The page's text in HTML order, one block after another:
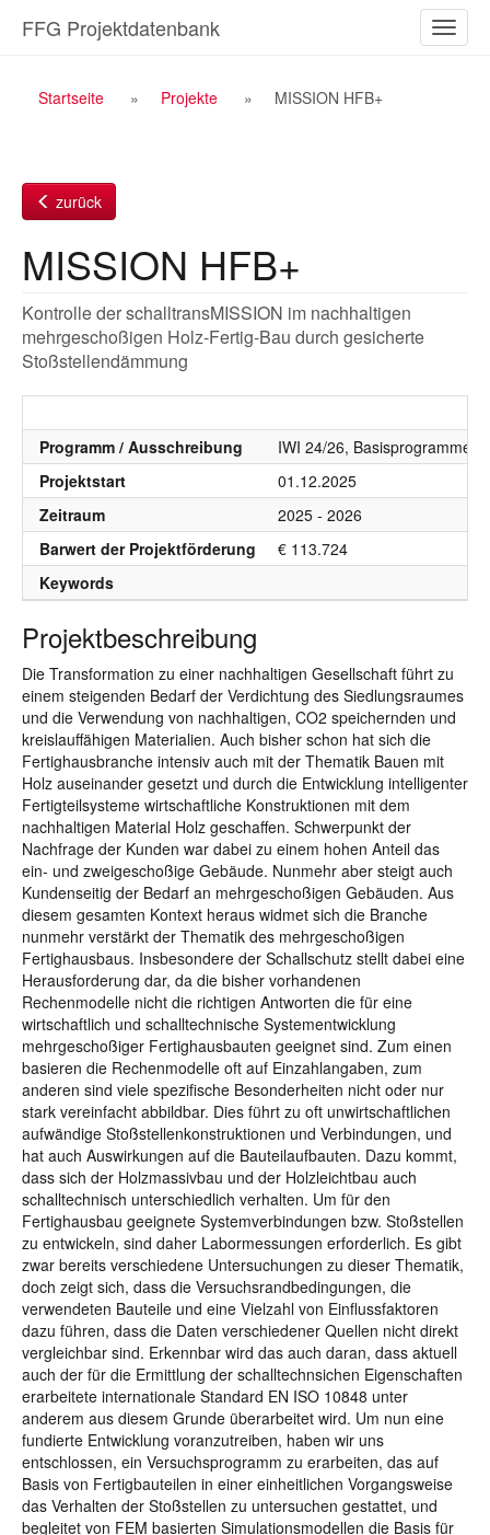
Inhalt
ein-/
FFG Projektdatenbank
Breadcrumb
Startseite Projekte MISSION HFB+
zurück
MISSION HFB+
Kontrolle der schalltransMISSION im nachhaltigen
mehrgeschoßigen Holz-Fertig-Bau durch gesicherte
Stoßstellendämmung
Programm / Ausschreibung
IWI 24/26, Basisprogramme
Projektstart
01.12.2025
Zeitraum
2025 - 2026
Barwert der Projektförderung
€ 113.724
Keywords
Projektbeschreibung
Die Transformation zu einer nachhaltigen Gesellschaft führt zu
einem steigenden Bedarf der Verdichtung des Siedlungsraumes
und die Verwendung von nachhaltigen, CO2 speichernden und
kreislauffähigen Materialien. Auch bisher schon hat sich die
Fertighausbranche intensiv auch mit der Thematik Bauen mit
Holz auseinander gesetzt und durch die Entwicklung intelligenter
Fertigteilsysteme wirtschaftliche Konstruktionen mit dem
nachhaltigen Material Holz geschaffen. Schwerpunkt der
Nachfrage der Kunden war dabei zu einem hohen Anteil das
ein- und zweigeschoßige Gebäude. Nunmehr aber steigt auch
Kundenseitig der Bedarf an mehrgeschoßigen Gebäuden. Aus
diesem gesamten Kontext heraus widmet sich die Branche
nunmehr verstärkt der Thematik des mehrgeschoßigen
Fertighausbaus. Insbesondere der Schallschutz stellt dabei eine
Herausforderung dar, da die bisher vorhandenen
Rechenmodelle nicht die richtigen Antworten die für eine
wirtschaftlich und schalltechnische Systementwicklung
mehrgeschoßiger Fertighausbauten geeignet sind. Zum einen
basieren die Rechenmodelle oft auf Einzahlangaben, zum
anderen sind viele spezifische Besonderheiten nicht oder nur
stark vereinfacht abbildbar. Dies führt zu oft unwirtschaftlichen
aufwändige Stoßstellenkonstruktionen und Verbindungen, und
hat auch Auswirkungen auf die Bauteilaufbauten. Dazu kommt,
dass sich der Holzmassivbau und der Holzleichtbau auch
schalltechnisch unterschiedlich verhalten. Um für den
Fertighausbau geeignete Systemverbindungen bzw. Stoßstellen
zu entwickeln, sind daher Labormessungen erforderlich. Es gibt
zwar bereits verschiedene Untersuchungen zu dieser Thematik,
doch zeigt sich, dass die Versuchsrandbedingungen, die
verwendeten Bauteile und eine Vielzahl von Einflussfaktoren
dazu führen, dass die Daten verschiedener Quellen nicht direkt
vergleichbar sind. Erkennbar wird das auch daran, dass aktuell
auch der für die Ermittlung der schalltechnsichen Eigenschaften
erarbeitete internationale Standard EN ISO 10848 unter
anderem aus diesem Grunde überarbeitet wird. Um nun eine
fundierte Entwicklung voranzutreiben, haben wir uns
entschlossen, ein Versuchsprogramm zu erarbeiten, das auf
Basis von Fertigbauteilen in einer einheitlichen Vorgangsweise
das Verhalten der Stoßstellen zu untersuchen gestattet, und
begleitet von FEM basierten Simulationsmodellen die Basis für